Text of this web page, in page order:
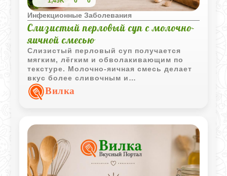
Инфекционные Заболевания
Слизистый перловый суп с молочно-
яичной смесью
Слизистый перловый суп получается
мягким, лёгким и обволакивающим по
текстуре. Молочно-яичная смесь делает
вкус более сливочным и
сбалансированным.
Вилка